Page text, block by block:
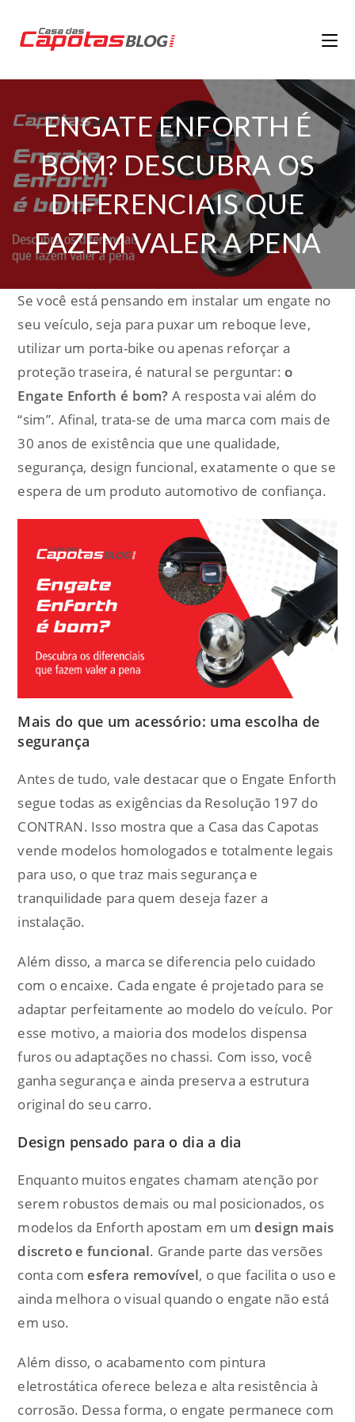
ENGATE ENFORTH É
BOM? DESCUBRA OS
DIFERENCIAIS QUE
FAZEM VALER A PENA
Se você está pensando em instalar um engate no
seu veículo, seja para puxar um reboque leve,
utilizar um porta-bike ou apenas reforçar a
proteção traseira, é natural se perguntar: o
Engate Enforth é bom? A resposta vai além do
“sim”. Afinal, trata-se de uma marca com mais de
30 anos de existência que une qualidade,
segurança, design funcional, exatamente o que se
espera de um produto automotivo de confiança.
Mais do que um acessório: uma escolha de
segurança
Antes de tudo, vale destacar que o Engate Enforth
segue todas as exigências da Resolução 197 do
CONTRAN. Isso mostra que a Casa das Capotas
vende modelos homologados e totalmente legais
para uso, o que traz mais segurança e
tranquilidade para quem deseja fazer a
instalação.
Além disso, a marca se diferencia pelo cuidado
com o encaixe. Cada engate é projetado para se
adaptar perfeitamente ao modelo do veículo. Por
esse motivo, a maioria dos modelos dispensa
furos ou adaptações no chassi. Com isso, você
ganha segurança e ainda preserva a estrutura
original do seu carro.
Design pensado para o dia a dia
Enquanto muitos engates chamam atenção por
serem robustos demais ou mal posicionados, os
modelos da Enforth apostam em um design mais
discreto e funcional. Grande parte das versões
conta com esfera removível, o que facilita o uso e
ainda melhora o visual quando o engate não está
em uso.
Além disso, o acabamento com pintura
eletrostática oferece beleza e alta resistência à
corrosão. Dessa forma, o engate permanece com